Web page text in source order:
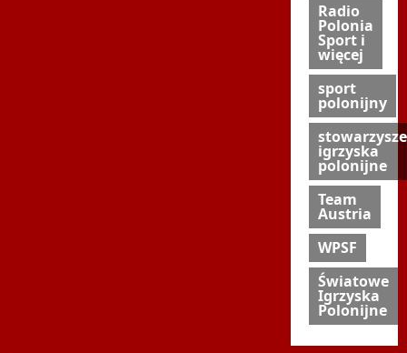
Radio
Polonia
Sport i
więcej
sport
polonijny
igrzyska
polonijne
Team
Austria
WPSF
Światowe
Igrzyska
Polonijne